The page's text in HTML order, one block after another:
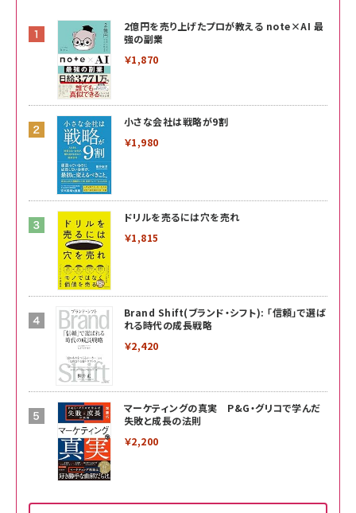
2億円を売り上げたプロが教える note×AI 最
強の副業
￥1,870
小さな会社は戦略が9割
￥1,980
ドリルを売るには穴を売れ
￥1,815
Brand Shift(ブランド・シフト): 「信頼」で選ば
れる時代の成長戦略
￥2,420
マーケティングの真実 P&G・グリコで学んだ
失敗と成長の法則
￥2,200